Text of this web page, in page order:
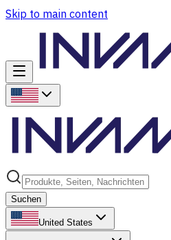
Skip to main content
Suchen
United States